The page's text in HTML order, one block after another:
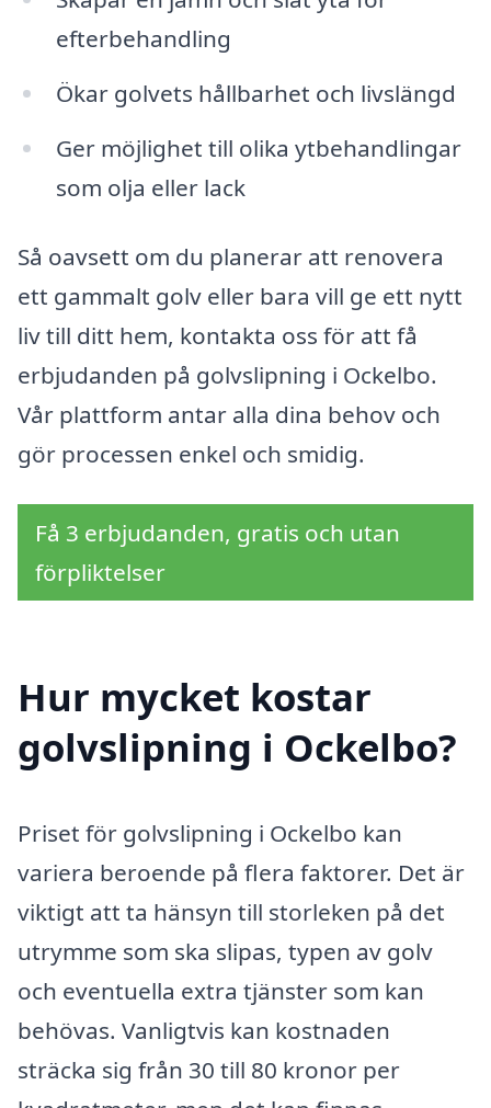
efterbehandling
Ökar golvets hållbarhet och livslängd
Ger möjlighet till olika ytbehandlingar
som olja eller lack
Så oavsett om du planerar att renovera
ett gammalt golv eller bara vill ge ett nytt
liv till ditt hem, kontakta oss för att få
erbjudanden på golvslipning i Ockelbo.
Vår plattform antar alla dina behov och
gör processen enkel och smidig.
Få 3 erbjudanden, gratis och utan
förpliktelser
Hur mycket kostar
golvslipning i Ockelbo?
Priset för golvslipning i Ockelbo kan
variera beroende på flera faktorer. Det är
viktigt att ta hänsyn till storleken på det
utrymme som ska slipas, typen av golv
och eventuella extra tjänster som kan
behövas. Vanligtvis kan kostnaden
sträcka sig från 30 till 80 kronor per